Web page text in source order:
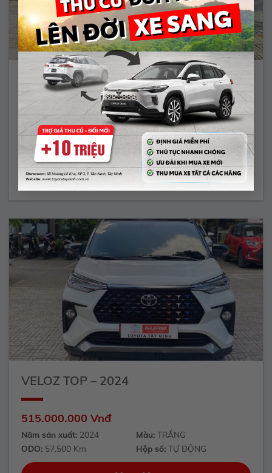
COROLLA ALTIS 1.8G – 2019
529.000.000 Vnđ
Năm sản xuất:2019 Màu:BẠC
ODO:52.017 Km Hộp số:TỰ ĐỘNG
Xem Xe
VELOZ TOP – 2024
515.000.000 Vnđ
Năm sản xuất:2024 Màu: TRẮNG
ODO:57.500 Km Hộp số: TỰ ĐỘNG